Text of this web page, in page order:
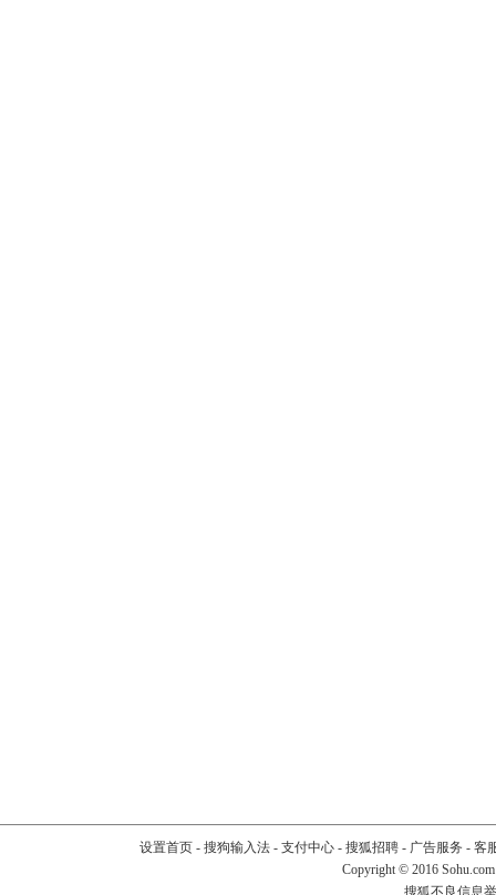
设置首页- 搜狗输入法- 支付中心- 搜狐招聘- 广告服务 - 客
Copyright © 2016
搜狐不良信息